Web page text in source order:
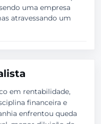
uma empresa
atravessando um
em rentabilidade,
financeira e
enfrentou queda